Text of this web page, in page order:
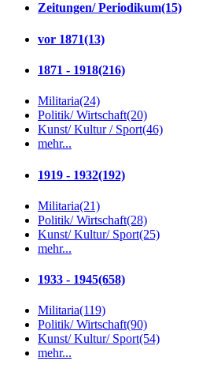
Zeitungen/ Periodikum(15)
vor 1871(13)
1871 - 1918(216)
Militaria(24)
Politik/ Wirtschaft(20)
Kunst/ Kultur / Sport(46)
mehr...
1919 - 1932(192)
Militaria(21)
Politik/ Wirtschaft(28)
Kunst/ Kultur/ Sport(25)
mehr...
1933 - 1945(658)
Militaria(119)
Politik/ Wirtschaft(90)
Kunst/ Kultur/ Sport(54)
mehr...